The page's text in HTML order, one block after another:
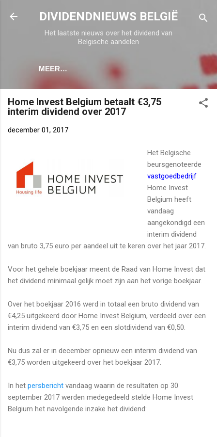
Doorgaan naar hoofdcontent
DIVIDENDNIEUWS BELGIË
Het laatste nieuws over het dividend van
Belgische aandelen
MEER…
Home Invest Belgium betaalt €3,75
interim dividend over 2017
december 01, 2017
Het Belgische
beursgenoteerde
vastgoedbedrijf
Home Invest
Belgium heeft
vandaag
aangekondigd een
interim dividend
van bruto 3,75 euro per aandeel uit te keren over het jaar 2017.
Voor het gehele boekjaar meent de Raad van Home Invest dat
het dividend minimaal gelijk moet zijn aan het vorige boekjaar.
Over het boekjaar 2016 werd in totaal een bruto dividend van
€4,25 uitgekeerd door Home Invest Belgium, verdeeld over een
interim dividend van €3,75 en een slotdividend van €0,50.
Nu dus zal er in december opnieuw een interim dividend van
€3,75 worden uitgekeerd over het boekjaar 2017.
In het persbericht vandaag waarin de resultaten op 30
september 2017 werden medegedeeld stelde Home Invest
Belgium het navolgende inzake het dividend: